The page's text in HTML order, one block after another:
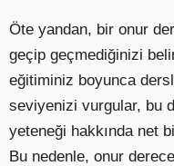
Öte yandan, bir onur
geçip geçmediğinizi
eğitiminiz boyunca
seviyenizi vurgular, bu
yeteneği hakkında net
Bu nedenle, onur